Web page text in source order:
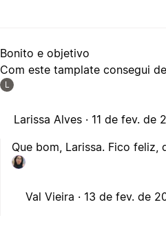
Bonito e objetivo
Com este tamplate consegui
L
Larissa Alves · 11 de fev. de
Que bom, Larissa. Fico
Val Vieira · 13 de fev. de